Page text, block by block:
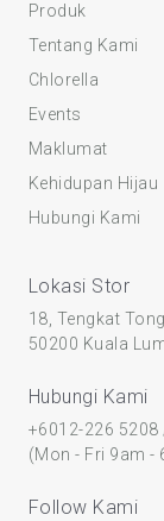
Produk
Tentang Kami
Chlorella
Events
Maklumat
Kehidupan Hijau
Hubungi Kami
Lokasi Stor
18, Tengkat
50200 Kuala
Hubungi Kami
+6012-226 5208
(Mon - Fri 9am -
Follow Kami